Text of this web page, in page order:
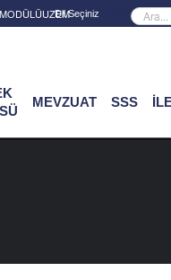
UZEM Powered
MEVZUAT SSS